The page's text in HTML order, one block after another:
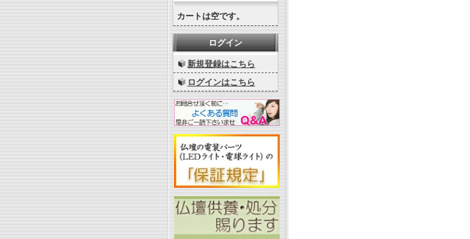
カートは空です。
ログイン
新規登録はこちら
ログインはこちら